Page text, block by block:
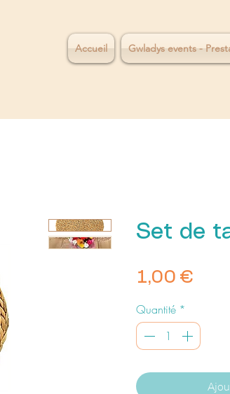
Accueil Gwladys events -
Set de
1,00 €
Quantité *